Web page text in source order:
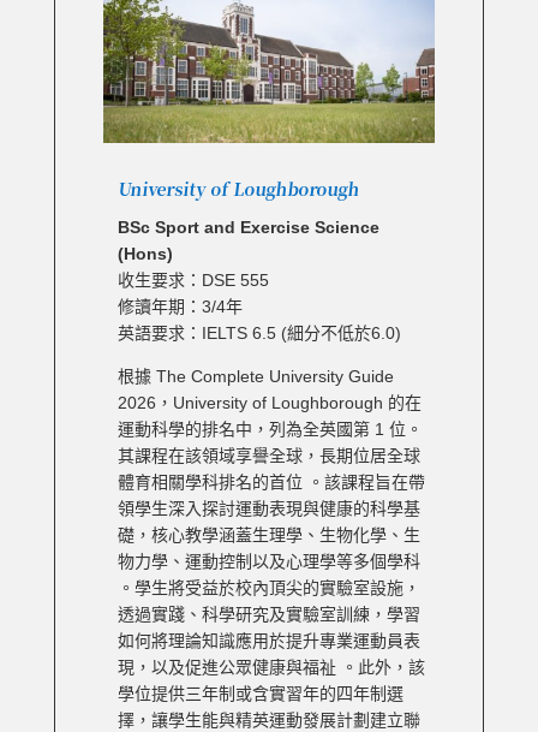
University of Loughborough
BSc Sport and Exercise Science
(Hons)
收生要求：DSE 555
修讀年期：3/4年
英語要求：IELTS 6.5 (細分不低於6.0)
根據 The Complete University Guide
2026，University of Loughborough 的在
運動科學的排名中，列為全英國第 1 位。
其課程在該領域享譽全球，長期位居全球
體育相關學科排名的首位 。該課程旨在帶
領學生深入探討運動表現與健康的科學基
礎，核心教學涵蓋生理學、生物化學、生
物力學、運動控制以及心理學等多個學科
。學生將受益於校內頂尖的實驗室設施，
透過實踐、科學研究及實驗室訓練，學習
如何將理論知識應用於提升專業運動員表
現，以及促進公眾健康與福祉 。此外，該
學位提供三年制或含實習年的四年制選
擇，讓學生能與精英運動發展計劃建立聯